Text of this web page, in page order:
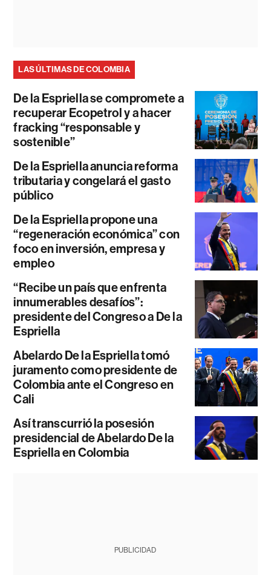
LAS ÚLTIMAS DE COLOMBIA
De la Espriella se compromete a
recuperar Ecopetrol y a hacer
fracking “responsable y
sostenible”
De la Espriella anuncia reforma
tributaria y congelará el gasto
público
De la Espriella propone una
“regeneración económica” con
foco en inversión, empresa y
empleo
“Recibe un país que enfrenta
innumerables desafíos”:
presidente del Congreso a De la
Espriella
Abelardo De la Espriella tomó
juramento como presidente de
Colombia ante el Congreso en
Cali
Así transcurrió la posesión
presidencial de Abelardo De la
Espriella en Colombia
PUBLICIDAD